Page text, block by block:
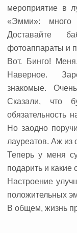
мероприятие в
«Эмми»: много
Доставайте
фотоаппараты и
Вот. Бинго!
Наверное.
знакомые.
Сказали, что
обязательность
Но заодно
лауреатов. Аж из
Теперь у меня
подарить и какие
Настроение
положительных
В общем, жизнь